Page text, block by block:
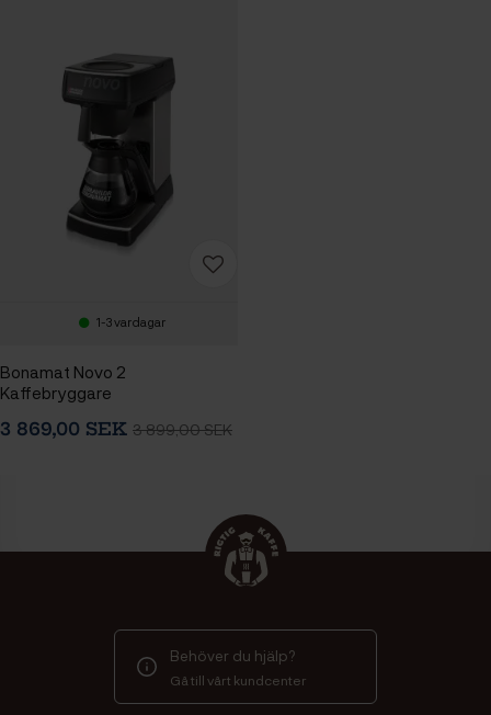
1-3 vardagar
Bonamat Novo 2
Kaffebryggare
3 869,00 SEK 3 899,00 SEK
Behöver du hjälp?
Gå till vårt kundcenter